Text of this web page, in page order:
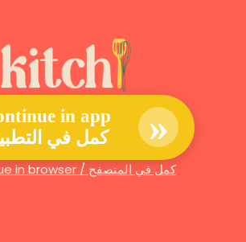
in app
كمل في
»
Continue in browser / كمل في المتصفح